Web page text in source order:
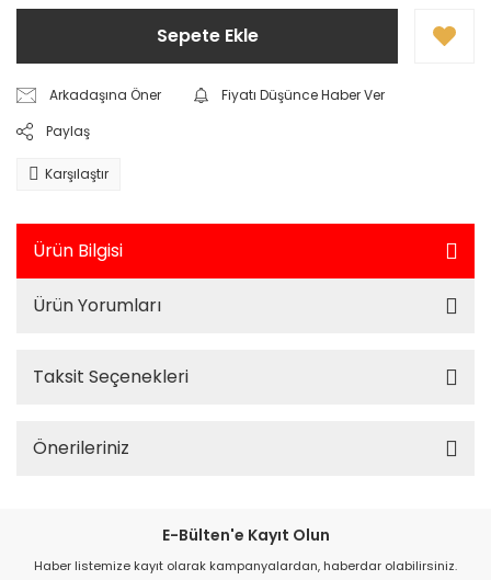
Sepete Ekle
Arkadaşına Öner
Fiyatı Düşünce Haber Ver
Paylaş
Karşılaştır
Ürün Bilgisi
Ürün Yorumları
Taksit Seçenekleri
Önerileriniz
E-Bülten'e Kayıt Olun
Haber listemize kayıt olarak kampanyalardan, haberdar olabilirsiniz.